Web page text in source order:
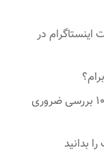
اینستاگرام در
چک‌لیست افتتاح حساب واقعی فارکس؛ ۱۰ بررسی ضروری
بدانید